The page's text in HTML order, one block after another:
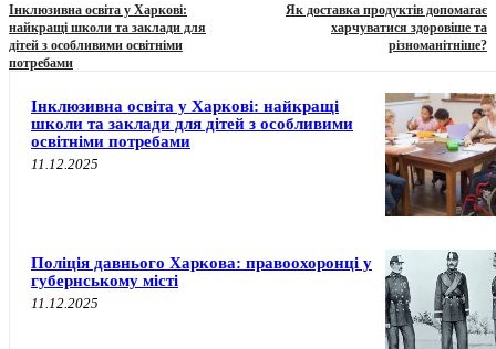
Інклюзивна освіта у Харкові:
найкращі школи та заклади для
дітей з особливими освітніми
потребами
Як доставка продуктів допомагає
харчуватися здоровіше та
різноманітніше?
Інклюзивна освіта у Харкові: найкращі
школи та заклади для дітей з особливими
освітніми потребами
11.12.2025
Поліція давнього Харкова: правоохоронці у
губернському місті
11.12.2025